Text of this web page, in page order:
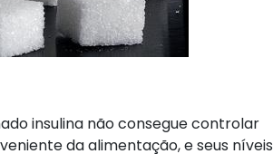
insulina não consegue controlar
da alimentação, e seus